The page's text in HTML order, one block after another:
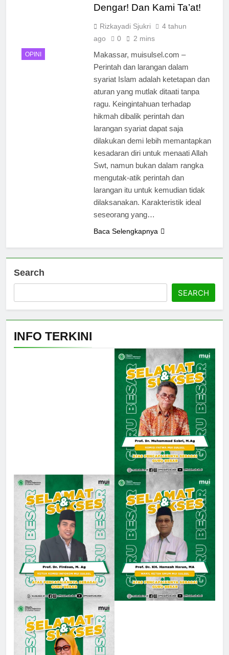
Sains
MUI Sulsel dan LPH
Madani Indonesia
Tetapkan Empat
Pelaku Usaha Halal
1 Minggu Ago
Sinergi MUI Sulsel dan
Jaminan Produk Halal,
Sidang Fatwa Tetapkan
Kehalalan 7 Pelaku
1 Minggu Ago
Label Halal Belum
Ada, Bolehkah Dibeli?
MUI Sulsel Jelaskan
Batas Kaidah Darurat
1 Minggu Ago
Panitia Musda IX MUI
Sulsel Bangun Sinergi
dengan PT Semen
Tonasa
1 Minggu Ago
KENCINGILAH
SUMUR ZAMZAM,
NISCAYA KAMU AKAN
TERKENAL (Ketika
Sensasi Menjadi Jalan
Pintas Menuju
Popularitas)
1 Minggu Ago
Musda MUI Sulsel
Bangun Kolaborasi
dengan UNM,
Pencerahan Kalbu
Mahasiswa Jadi
Prioritas
OPINI
Dengar! Dan Kami Ta’at!
Rizkayadi Sjukri
4 tahun
ago
0 2 mins
Makassar, muisulsel.com –
Perintah dan larangan dalam
syariat Islam adalah ketetapan dan
aturan yang mutlak ditaati tanpa
ragu. Keingintahuan terhadap
hikmah dibalik perintah dan
larangan syariat dapat saja
dilakukan demi lebih memantapkan
kesadaran diri untuk menaati Allah
Swt, namun bukan dalam rangka
mengutak-atik perintah dan
larangan itu untuk kemudian tidak
dilaksanakan. Karakteristik ideal
seseorang yang…
Baca Selengkapnya
Search
SEARCH
INFO TERKINI